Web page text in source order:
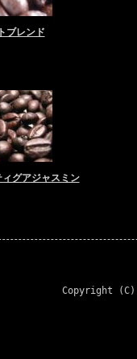
ブレンド
グアジャスミン
Copyright (C)